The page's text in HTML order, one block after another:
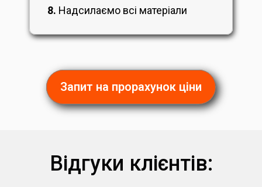
8. Надсилаємо всі матеріали
Запит на прорахунок ціни
Відгуки клієнтів: